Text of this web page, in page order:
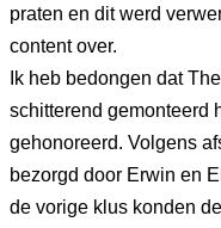
praten en dit werd
content over.
Ik heb bedongen dat
schitterend gemonteerd
gehonoreerd. Volgens
bezorgd door Erwin en
de vorige klus konden